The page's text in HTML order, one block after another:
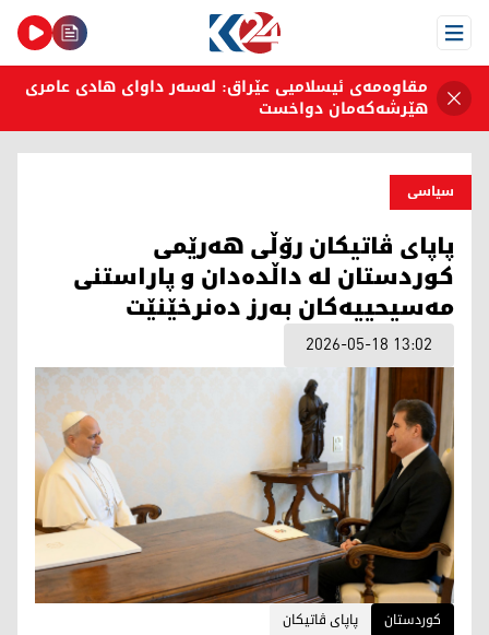
Open Menu
مقاوەمەی ئیسلامیی عێراق: لەسەر داوای هادی عامری
هێرشەکەمان دواخست
سیاسی
پاپای ڤاتیکان رۆڵى هەرێمی
کوردستان لە داڵدەدان و پاراستنی
مەسیحییەکان به‌رز دەنرخێنێت
2026-05-18 13:02
کوردستان پاپای ڤاتیکان